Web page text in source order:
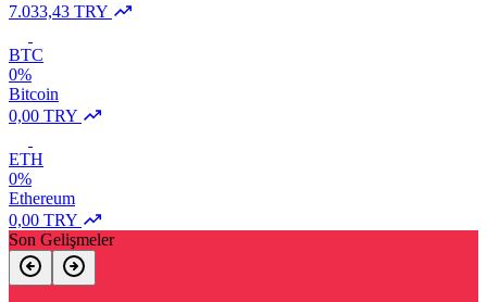
7.033,43 TRY
BTC
0%
Bitcoin
0,00 TRY
ETH
0%
Ethereum
0,00 TRY
Son Gelişmeler